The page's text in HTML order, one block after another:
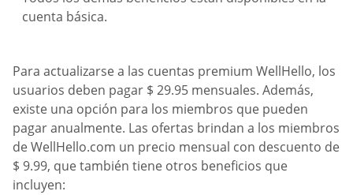
cuenta básica.
Para actualizarse a las cuentas premium WellHello, los
usuarios deben pagar $ 29.95 mensuales. Además,
existe una opción para los miembros que pueden
pagar anualmente. Las ofertas brindan a los miembros
de WellHello.com un precio mensual con descuento de
$ 9.99, que también tiene otros beneficios que
incluyen: